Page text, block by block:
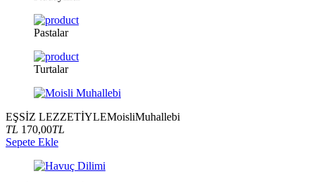
Pastalar
Turtalar
EŞSİZ LEZZETİYLEMoisliMuhallebi
TL 170,00TL
Sepete Ekle